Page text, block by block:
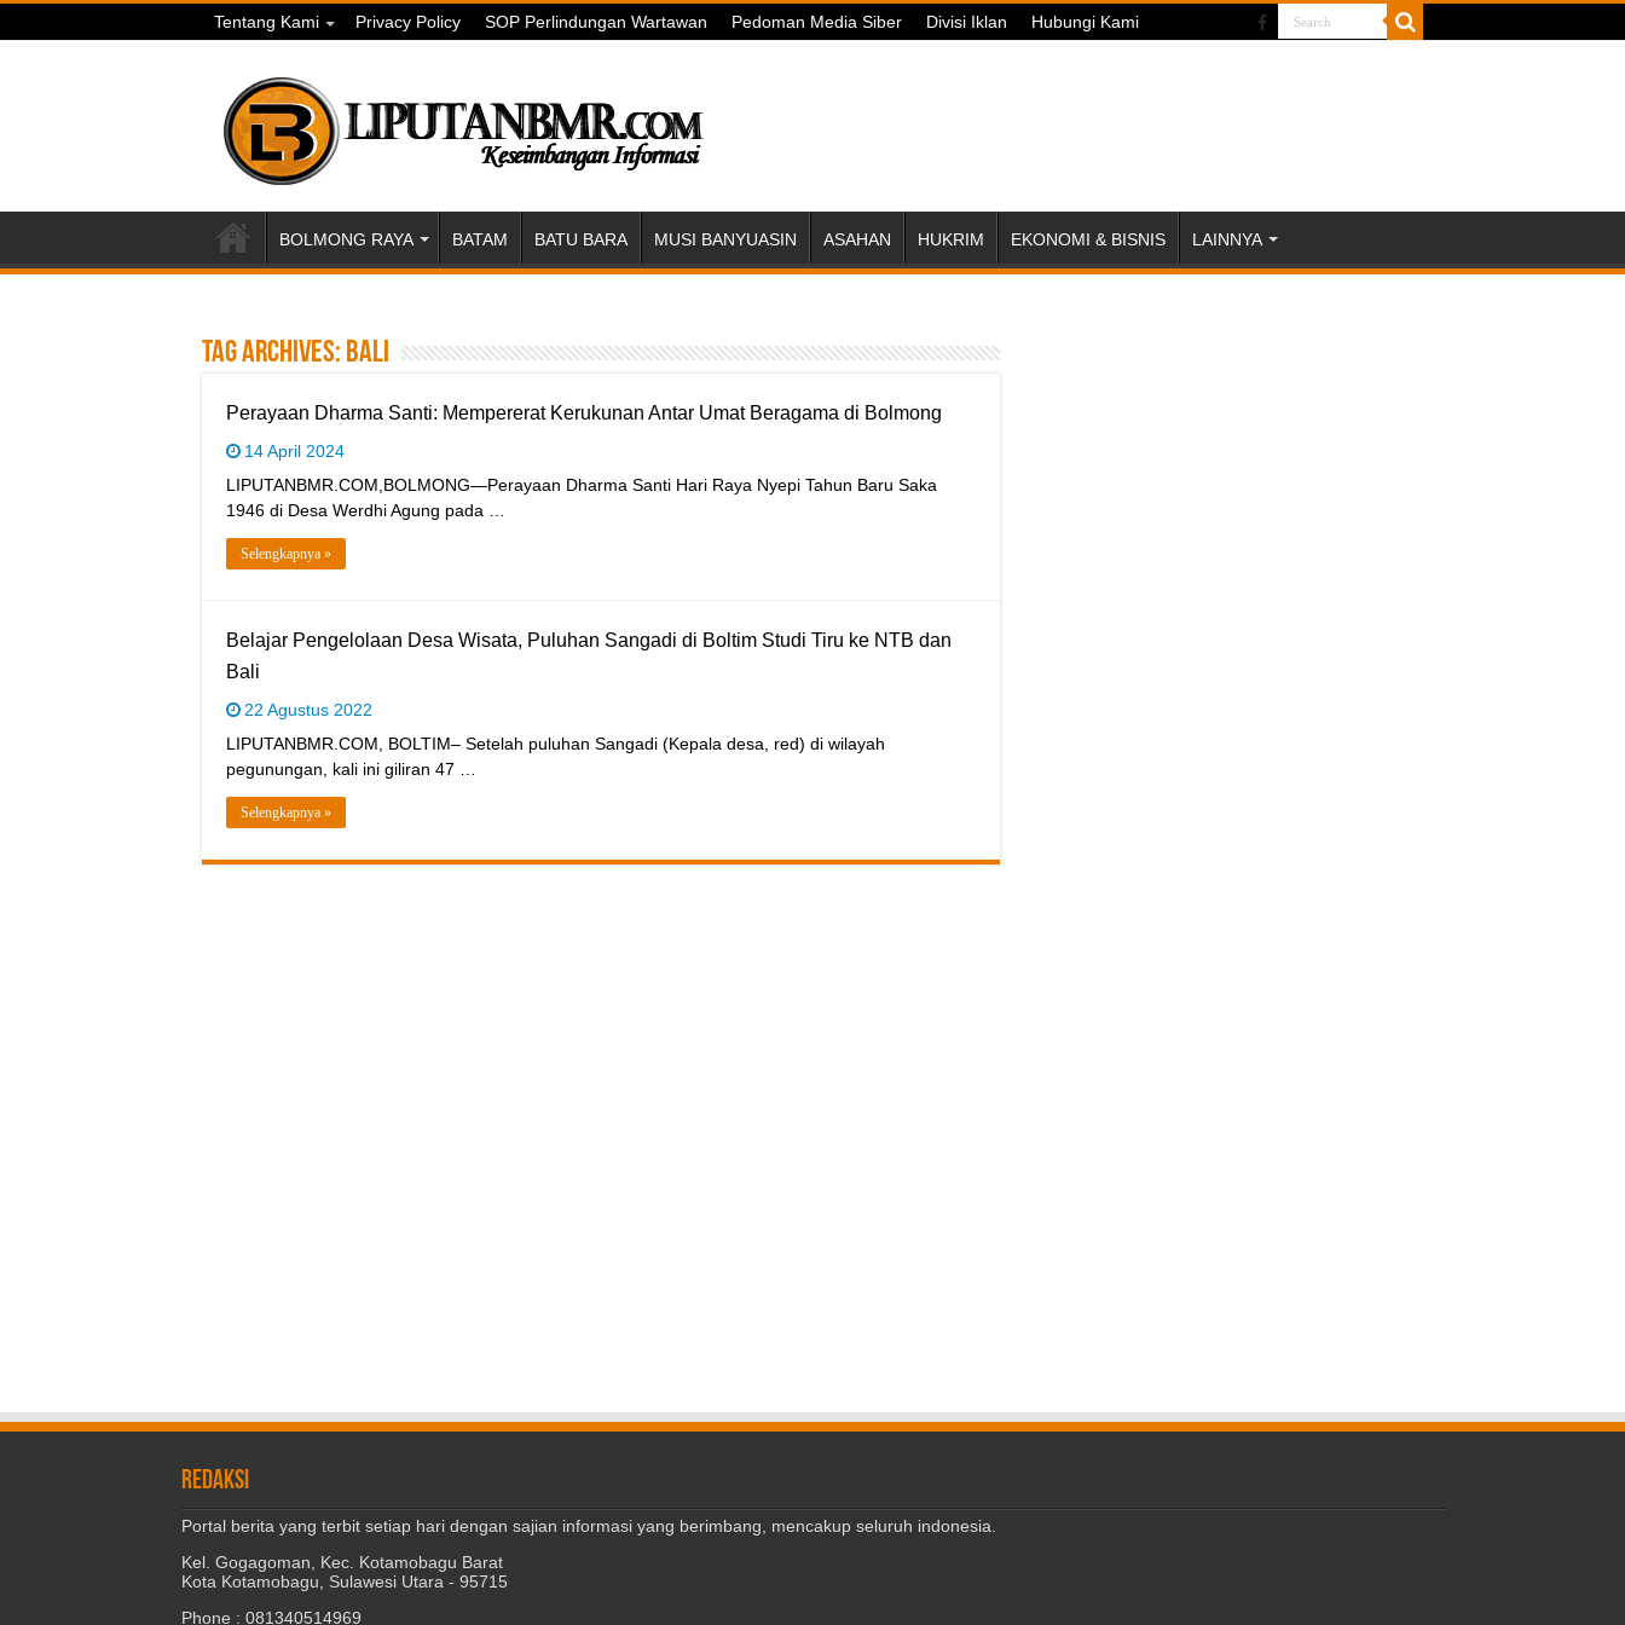
Tentang Kami Privacy Policy SOP Perlindungan Wartawan Pedoman Media Siber Divisi Iklan Hubungi Kami
BOLMONG RAYA BATAM BATU BARA MUSI BANYUASIN ASAHAN HUKRIM EKONOMI & BISNIS LAINNYA
Tag Archives: Bali
Perayaan Dharma Santi: Mempererat Kerukunan Antar Umat Beragama di Bolmong
14 April 2024
LIPUTANBMR.COM,BOLMONG—Perayaan Dharma Santi Hari Raya Nyepi Tahun Baru Saka
1946 di Desa Werdhi Agung pada …
Selengkapnya »
Belajar Pengelolaan Desa Wisata, Puluhan Sangadi di Boltim Studi Tiru ke NTB dan
Bali
22 Agustus 2022
LIPUTANBMR.COM, BOLTIM– Setelah puluhan Sangadi (Kepala desa, red) di wilayah
pegunungan, kali ini giliran 47 …
Selengkapnya »
REDAKSI
Portal berita yang terbit setiap hari dengan sajian informasi yang berimbang, mencakup seluruh indonesia.
Kel. Gogagoman, Kec. Kotamobagu Barat
Kota Kotamobagu, Sulawesi Utara - 95715
Phone : 081340514969